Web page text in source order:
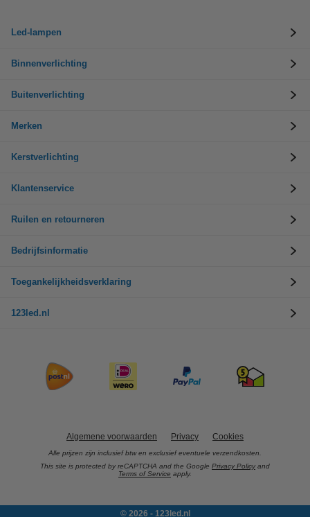
Led-lampen
Binnenverlichting
Buitenverlichting
Merken
Kerstverlichting
Klantenservice
Ruilen en retourneren
Bedrijfsinformatie
Toegankelijkheidsverklaring
123led.nl
Algemene voorwaarden Privacy Cookies
Alle prijzen zijn inclusief btw en exclusief eventuele verzendkosten.
This site is protected by reCAPTCHA and the Google Privacy Policy and
Terms of Service apply.
© 2026 - 123led.nl